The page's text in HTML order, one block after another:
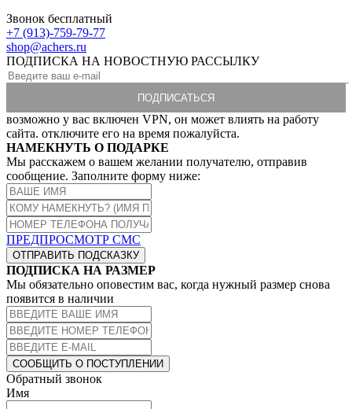
Звонок бесплатный
+7 (913)-759-79-77
shop@achers.ru
ПОДПИСКА НА НОВОСТНУЮ РАССЫЛКУ
возможно у вас включен VPN, он может влиять на работу
сайта. отключите его на время пожалуйста.
НАМЕКНУТЬ О ПОДАРКЕ
Мы расскажем о вашем желании получателю, отправив
сообщение. Заполните форму ниже:
ПРЕДПРОСМОТР СМС
ОТПРАВИТЬ ПОДСКАЗКУ
ПОДПИСКА НА РАЗМЕР
Мы обязательно оповестим вас, когда нужный размер снова
появится в наличии
СООБЩИТЬ О ПОСТУПЛЕНИИ
Обратный звонок
Имя